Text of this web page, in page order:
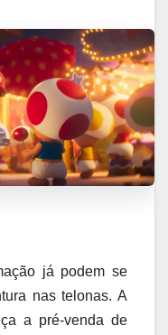
já podem se
nas telonas. A
a pré-venda de